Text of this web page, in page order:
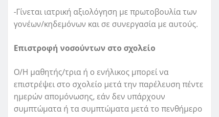
-Γίνεται ιατρική αξιολόγηση με πρωτοβουλία των
γονέων/κηδεμόνων και σε συνεργασία με αυτούς.
Επιστροφή νοσούντων στο σχολείο
Ο/Η μαθητής/τρια ή ο ενήλικος μπορεί να
επιστρέψει στο σχολείο μετά την παρέλευση πέντε
ημερών απομόνωσης, εάν δεν υπάρχουν
συμπτώματα ή τα συμπτώματα μετά το πενθήμερο